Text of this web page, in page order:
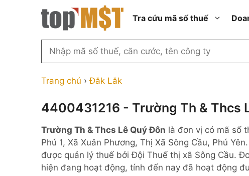
Tra cứu mã số thuế
Thành phố Hồ Chí Minh
Thành phố Hà Nội
Thành phố Đà Nẵng
Thành phố Hải Phòng
Thanh Hóa
Bắc Ninh
Công ty cổ phần ngoài NN
thành viên ngoài NN
thành viên trở lên ngoài
Công ty trách nhiệm hữu
ngoài NN
Tìm
theo
công
người
đại
diện
hoặc
Trang chủ ›Đắk Lắk
4400431216 - Trường Th & Thcs
Trường Th & Thcs Lê Quý Đôn là đơn vị có mã số
Phú 1, Xã Xuân Phương, Thị Xã Sông Cầu, Phú
được quản lý thuế bởi Đội Thuế thị xã Sông Cầu.
hiện đang hoạt động, tính đến nay đã hoạt động